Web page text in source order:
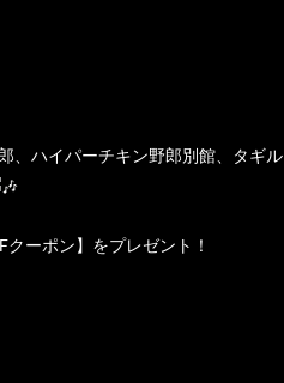
、ハイパーチキン野郎別館、タギル
ーポン】をプレゼント！